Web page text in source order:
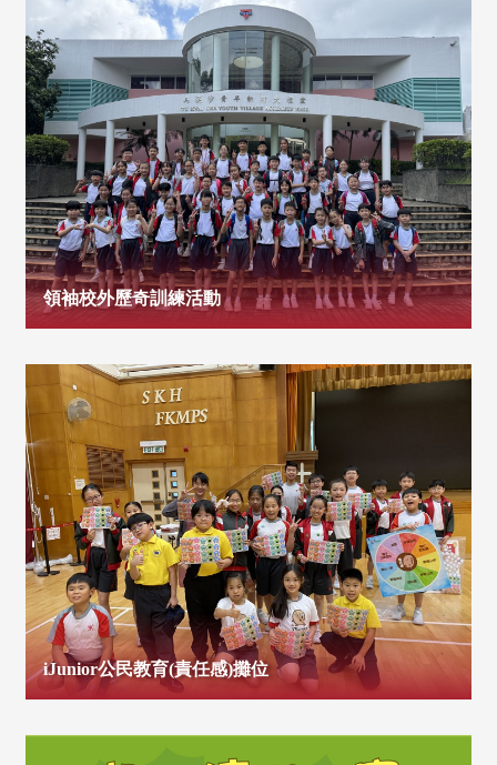
領袖校外歷奇訓練活動
iJunior公民教育(責任感)攤位